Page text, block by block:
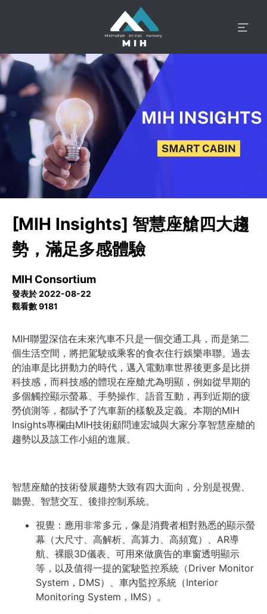
[MIH Insights] 智慧座艙四大趨
勢，滿足多感體驗
MIH Consortium
發表於 2022-08-22
觀看數 9181
MIH聯盟深信在未來汽車不只是一個交通工具，而是第二
個生活空間，將把駕駛或乘客的食衣住行娛樂串聯。過去
的油車是比拼動力的時代，邁入電動車世界後更多是比拼
科技感，而科技感的體現在座艙尤為明顯，例如從早期的
多個觸控顯示螢幕、手勢操作、 語音互動，再到近期的疲
勞偵測等，都賦予了汽車新的樣貌及定義。本期的MIH
Insights專欄由MIH技術顧問連宏城與大家分享智慧座艙的
趨勢以及該工作小組的進展。
智慧座艙的技術發展趨勢大致有四大面向，分別是視覺、
聽覺、智慧交互、後排控制系統。
視覺：應用非常多元，像是消費者相對熟悉的顯示螢
幕（大尺寸、 高解析、高算力、高頻寬）、AR導
航、裸眼3D儀表、可用來做廣告的車窗透明顯示
等，以及值得一提的駕駛監控系統（Driver Monitor
System，DMS）、 車內監控系統（Interior
Monitoring System，IMS）。